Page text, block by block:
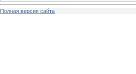
Полная версия сайта